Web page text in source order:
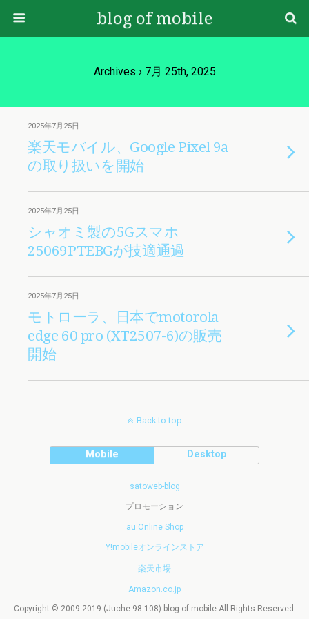
blog of mobile
Archives › 7月 25th, 2025
2025年7月25日
楽天モバイル、Google Pixel 9a
の取り扱いを開始
2025年7月25日
シャオミ製の5Gスマホ
25069PTEBGが技適通過
2025年7月25日
モトローラ、日本でmotorola
edge 60 pro (XT2507-6)の販売
開始
Back to top
Mobile Desktop
satoweb-blog
プロモーション
au Online Shop
Y!mobileオンラインストア
楽天市場
Amazon.co.jp
Copyright © 2009-2019 (Juche 98-108) blog of mobile All Rights Reserved.